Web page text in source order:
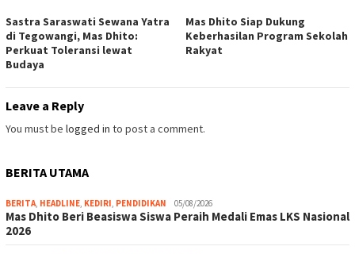
Sastra Saraswati Sewana Yatra
di Tegowangi, Mas Dhito:
Perkuat Toleransi lewat
Budaya
Mas Dhito Siap Dukung
Keberhasilan Program Sekolah
Rakyat
Leave a Reply
You must be logged in to post a comment.
BERITA UTAMA
BERITA, HEADLINE, KEDIRI, PENDIDIKAN 05/08/2026
Mas Dhito Beri Beasiswa Siswa Peraih Medali Emas LKS Nasional
2026